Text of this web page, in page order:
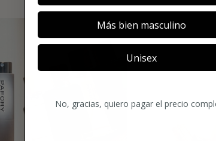
Más bien masculino
Unisex
No, gracias, quiero pagar el precio